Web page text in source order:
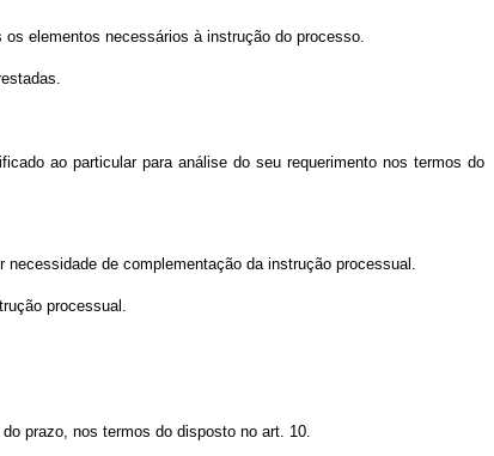
elementos necessários à instrução do processo.
ao particular para análise do seu requerimento nos termos do
de complementação da instrução processual.
processual.
prazo, nos termos do disposto no art. 10.